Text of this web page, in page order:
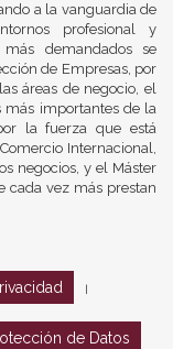
a la vanguardia de
profesional y
demandados se
de Empresas, por
áreas de negocio, el
más importantes de la
la fuerza que está
Internacional,
negocios, y el Máster
cada vez más prestan
de Datos